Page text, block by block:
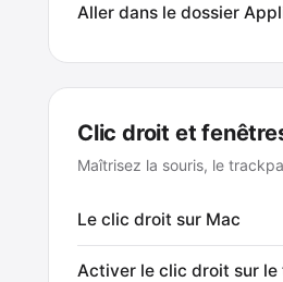
Aller dans le dossier
Clic droit et
Maîtrisez la souris, le
Le clic droit sur Mac
Activer le clic droit sur